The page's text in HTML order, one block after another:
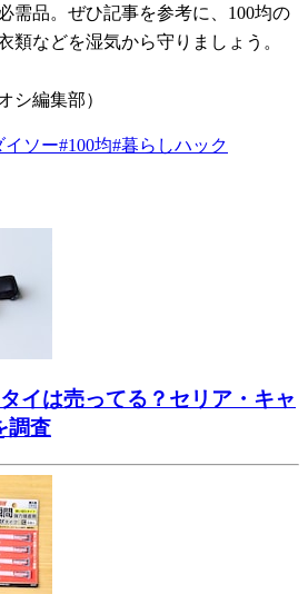
需品。ぜひ記事を参考に、100均の
類などを湿気から守りましょう。
シ編集部）
イソー#100均#暮らしハック
イは売ってる？セリア・キャ
調査